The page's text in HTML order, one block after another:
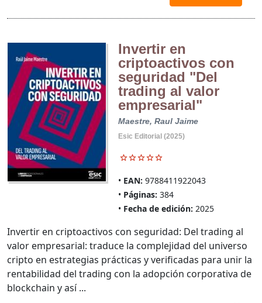
Invertir en
criptoactivos con
seguridad "Del
trading al valor
empresarial"
Maestre, Raul Jaime
Esic Editorial (2025)
EAN: 9788411922043
Páginas: 384
Fecha de edición: 2025
Invertir en criptoactivos con seguridad: Del trading al
valor empresarial: traduce la complejidad del universo
cripto en estrategias prácticas y verificadas para unir la
rentabilidad del trading con la adopción corporativa de
blockchain y así ...